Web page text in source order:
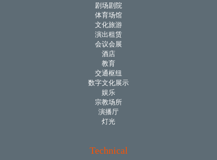
剧场剧院
体育场馆
文化旅游
演出租赁
会议会展
酒店
教育
交通枢纽
数字文化展示
娱乐
宗教场所
演播厅
灯光
Technical